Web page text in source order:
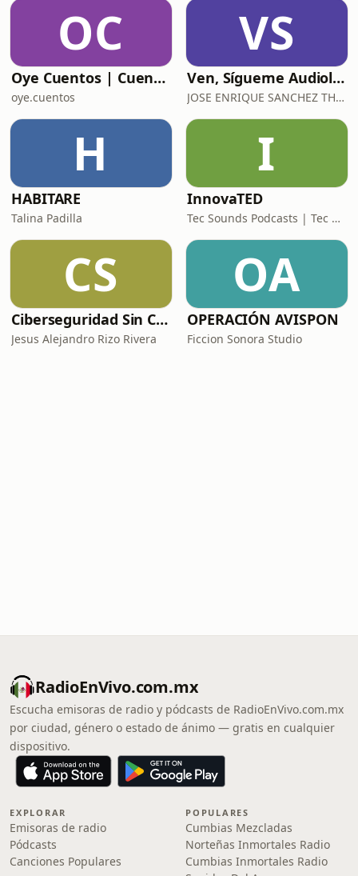
OC
Oye Cuentos | Cuentos Infantiles que conectan con la imaginación.
oye.cuentos
VS
Ven, Sígueme Audiolibro
JOSE ENRIQUE SANCHEZ THOMPSON
H
HABITARE
Talina Padilla
I
InnovaTED
Tec Sounds Podcasts | Tec de Monterrey
CS
Ciberseguridad Sin Censura
Jesus Alejandro Rizo Rivera
OA
OPERACIÓN AVISPON
Ficcion Sonora Studio
RadioEnVivo.com.mx
Escucha emisoras de radio y pódcasts de RadioEnVivo.com.mx
por ciudad, género o estado de ánimo — gratis en cualquier
dispositivo.
EXPLORAR
Emisoras de radio
Pódcasts
Canciones Populares
POPULARES
Cumbias Mezcladas
Norteñas Inmortales Radio
Cumbias Inmortales Radio